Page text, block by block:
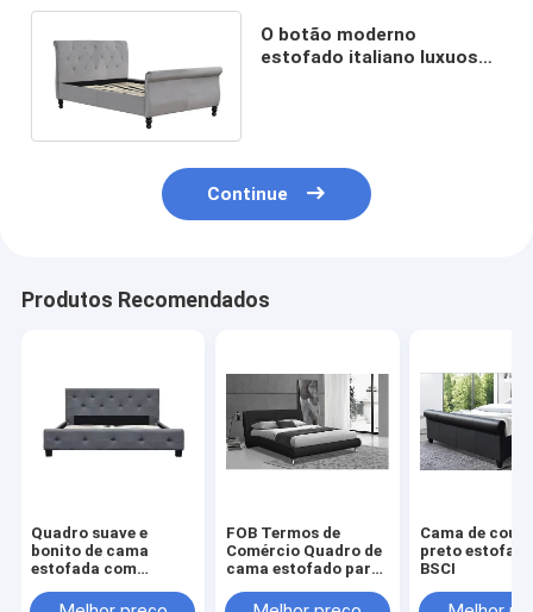
O botão moderno
estofado italiano luxuoso
Continue
Produtos Recomendados
Quadro suave e
bonito de cama
estofada com
design único
FOB Termos de
Comércio Quadro de
cama estofado para
pagamento para
Cama de
preto
BSCI